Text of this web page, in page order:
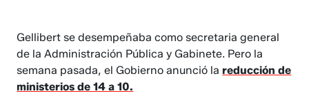
Gellibert se desempeñaba como secretaria general
de la Administración Pública y Gabinete. Pero la
semana pasada, el Gobierno anunció lareducción de
ministerios de 14 a 10.